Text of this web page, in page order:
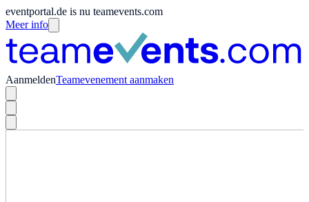
eventportal.de is nu teamevents.com
Meer info
AanmeldenTeamevenement aanmaken